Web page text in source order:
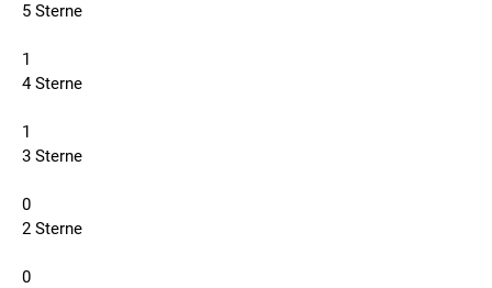
5 Sterne
1
4 Sterne
1
3 Sterne
0
2 Sterne
0